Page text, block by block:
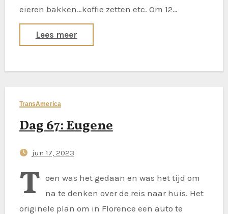
eieren bakken…koffie zetten etc. Om 12…
Lees meer
TransAmerica
Dag 67: Eugene
jun 17, 2023
T oen was het gedaan en was het tijd om
na te denken over de reis naar huis. Het
originele plan om in Florence een auto te